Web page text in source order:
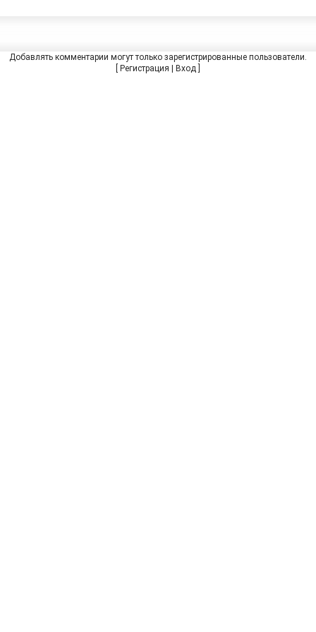
Добавлять комментарии могут только зарегистрированные пользователи.
Регистрация | Вход